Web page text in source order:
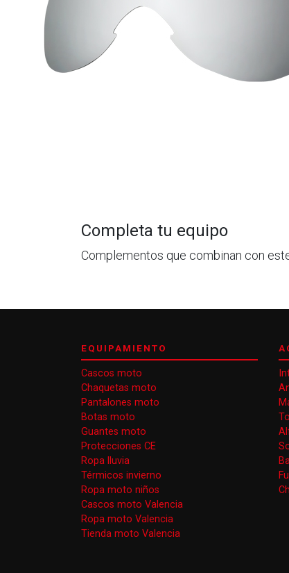
Completa tu equipo
Complementos que combinan con
EQUIPAMIENTO
Cascos moto
Chaquetas moto
Pantalones moto
Botas moto
Guantes moto
Protecciones CE
Ropa lluvia
Térmicos invierno
Ropa moto niños
Cascos moto Valencia
Ropa moto Valencia
Tienda moto Valencia